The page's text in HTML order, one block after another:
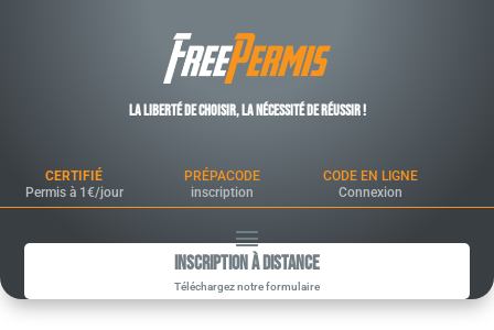
La liberté de choisir, la nécessité de réussir !
CERTIFIÉ
Permis à 1€/jour
PRÉPACODE
inscription
CODE EN LIGNE
Connexion
Inscription à Distance
Téléchargez notre formulaire